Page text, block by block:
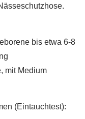
bis etwa 6-8
mit Medium
(Eintauchtest):